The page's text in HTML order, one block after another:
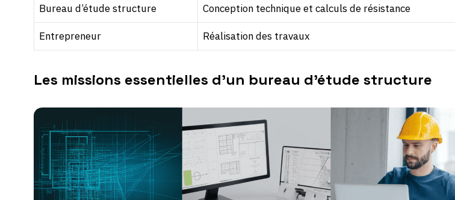
Bureau d’étude structure Conception technique et calculs de résistance
Entrepreneur Réalisation des travaux
Les missions essentielles d’un bureau d’étude structure